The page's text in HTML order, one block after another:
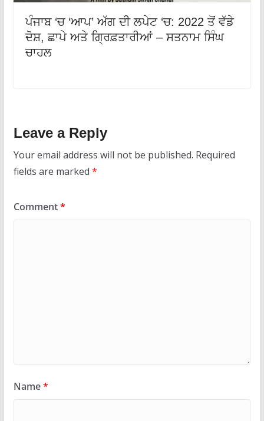
ਪੰਜਾਬ ‘ਚ ‘ਆਪ’ ਅੱਗ ਦੀ ਲਪੇਟ ‘ਚ: 2022 ਤੋਂ ਵੱਡੇ
ਦੋਸ਼, ਛਾਪੇ ਅਤੇ ਗ੍ਰਿਫ਼ਤਾਰੀਆਂ – ਸਤਨਾਮ ਸਿੰਘ
ਚਾਹਲ
Leave a Reply
Your email address will not be published. Required
fields are marked *
Comment*
Name*